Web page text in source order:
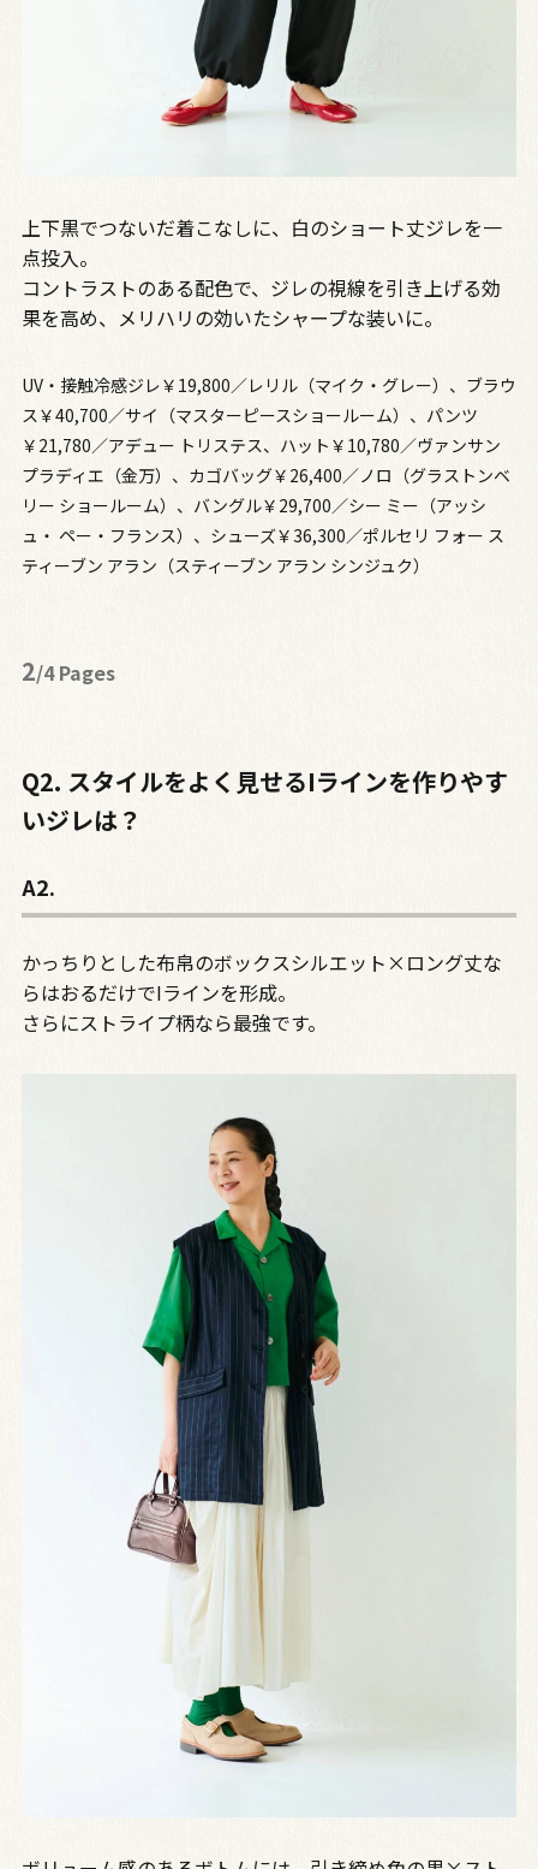
上下黒でつないだ着こなしに、白のショート丈ジレを一
点投入。
コントラストのある配色で、ジレの視線を引き上げる効
果を高め、メリハリの効いたシャープな装いに。
UV・接触冷感ジレ￥19,800／レリル（マイク・グレー）、ブラウ
ス￥40,700／サイ（マスターピースショールーム）、パンツ
￥21,780／アデュー トリステス、ハット￥10,780／ヴァンサン
プラディエ（金万）、カゴバッグ￥26,400／ノロ（グラストンベ
リー ショールーム）、バングル￥29,700／シー ミー（アッシ
ュ・ ペー・フランス）、シューズ￥36,300／ポルセリ フォー ス
ティーブン アラン（スティーブン アラン シンジュク）
2/4 Pages
Q2. スタイルをよく見せるIラインを作りやす
いジレは？
A2.
かっちりとした布帛のボックスシルエット×ロング丈な
らはおるだけでIラインを形成。
さらにストライプ柄なら最強です。